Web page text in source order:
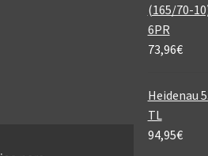
(165/70-
6PR
73,96€
Heidenau
TL
94,95€